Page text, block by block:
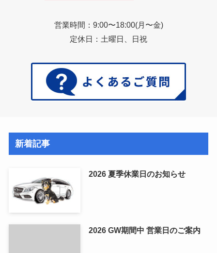
営業時間：9:00〜18:00(月〜金)
定休日：土曜日、日祝
新着記事
2026 夏季休業日のお知らせ
2026 GW期間中 営業日のご案内